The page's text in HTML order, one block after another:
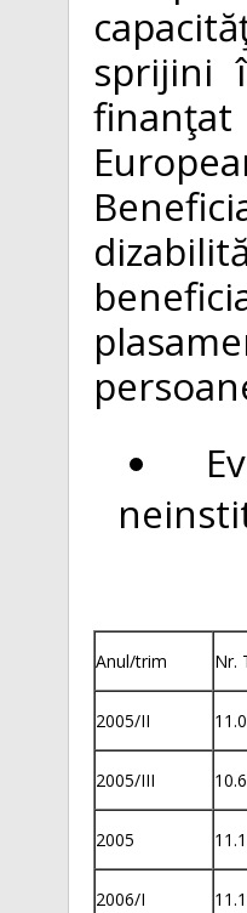
sprijini
finanţat
Anul/trim Nr.
2005/II
2005/III
2005
2006/I